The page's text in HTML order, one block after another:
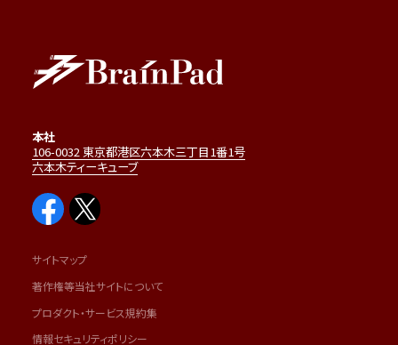
本社
106-0032 東京都港区六本木三丁目1番1号
六本木ティーキューブ
サイトマップ
著作権等当社サイトについて
プロダクト・サービス規約集
情報セキュリティポリシー